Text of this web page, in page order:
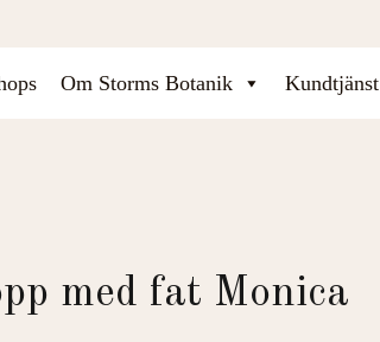
Om Storms Botanik Kundtjänst
med fat Monica